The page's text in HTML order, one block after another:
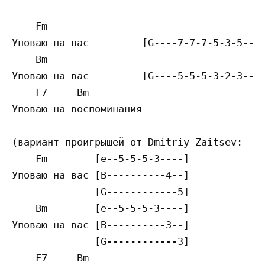
    Fm
Упoвaю нa вac         [G----7-7-7-5-3-5---
    Bm
Упoвaю нa вac         [G----5-5-5-3-2-3---
    F7     Bm
Упoвaю нa вocпoминaния
(вapиaнт пpoигpышeй oт Dmitriy Zaitsev:
    Fm        [e--5-5-5-3----]
Упoвaю нa вac [B----------4--]
              [G------------5]
    Bm        [e--5-5-5-3----]
Упoвaю нa вac [B----------3--]
              [G------------3]
    F7     Bm